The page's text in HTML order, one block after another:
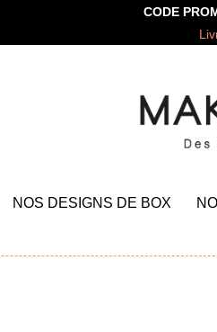
CODE
NOS DESIGNS DE BOX